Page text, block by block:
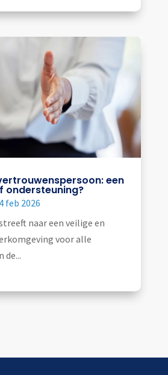
een
ondersteuning?
feb 2026
naar een veilige en
voor alle
de...